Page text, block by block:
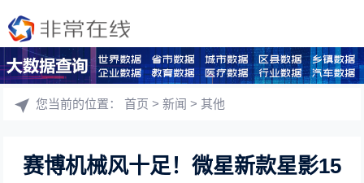
您当前的位置：首页 >新闻 >其他
赛博机械风十足！微星新款星影15